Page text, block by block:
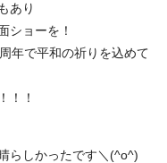
あり
ショーを！
年で平和の祈りを込めて
！！
らしかったです＼(^o^)